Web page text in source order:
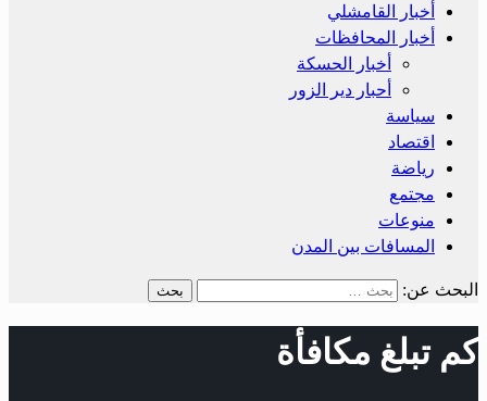
أخبار القامشلي
أخبار المحافظات
أخبار الحسكة
أحبار دير الزور
سياسة
اقتصاد
رياضة
مجتمع
منوعات
المسافات بين المدن
البحث عن:
كم تبلغ مكافأة